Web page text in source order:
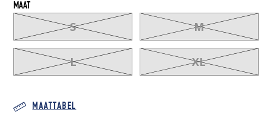
MAAT
S M
L XL
MAATTABEL